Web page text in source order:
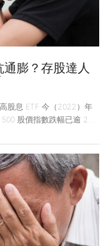
膨？存股達人
息 ETF！
股息 ETF 今（2022）年
股價指數跌幅已逾 2
倖免，從年初高點至今
投資人紛紛哀嘆錢難賺。
，高達 2.35 兆的股息吸
高的標的，都成為
股高股息 ETF。 有投資人
兼抗通膨」。對於這樣